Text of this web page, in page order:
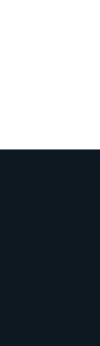
طواقم
الإجهاد
في نظم